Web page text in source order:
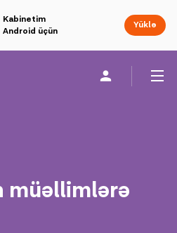
Kabinetim
Android üçün
Yüklə
müəllimlərə